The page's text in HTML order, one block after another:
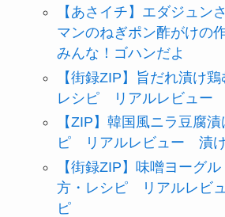
【あさイチ】エダジュン
マンのねぎポン酢がけの
みんな！ゴハンだよ
【街録ZIP】旨だれ漬け
レシピ リアルレビュー
【ZIP】韓国風ニラ豆腐
ピ リアルレビュー 漬
【街録ZIP】味噌ヨーグ
方・レシピ リアルレビ
ピ